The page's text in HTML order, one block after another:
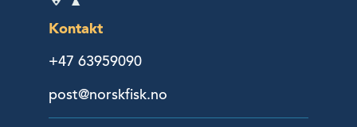
Kontakt
+47 63959090
post@norskfisk.no